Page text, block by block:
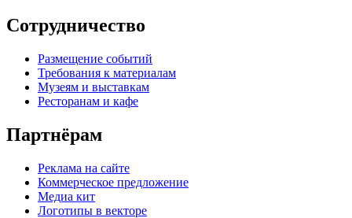
Сотрудничество
Размещение событий
Требования к материалам
Музеям и выставкам
Ресторанам и кафе
Партнёрам
Реклама на сайте
Коммерческое предложение
Медиа кит
Логотипы в векторе